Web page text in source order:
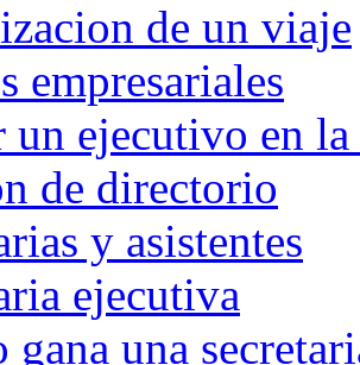
de un viaje
empresariales
ejecutivo en la
de directorio
y asistentes
ejecutiva
gana una